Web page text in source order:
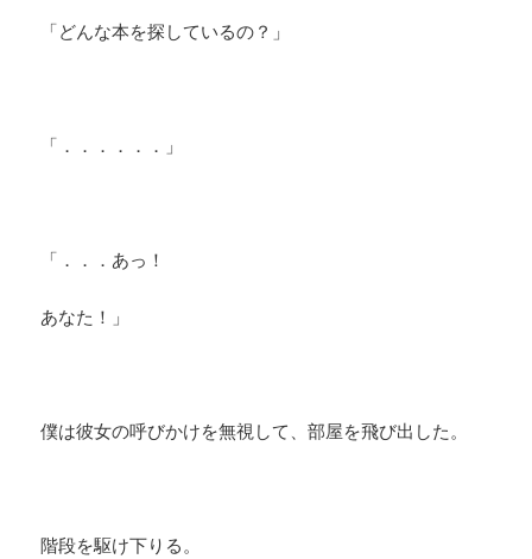
「どんな本を探しているの？」
「．．．．．．」
「．．．あっ！
あなた！」
僕は彼女の呼びかけを無視して、部屋を飛び出した。
階段を駆け下りる。